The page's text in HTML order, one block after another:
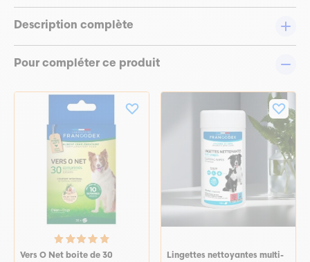
Description complète
Pour compléter ce produit
Vers O Net boite de 30
Lingettes nettoyantes multi-